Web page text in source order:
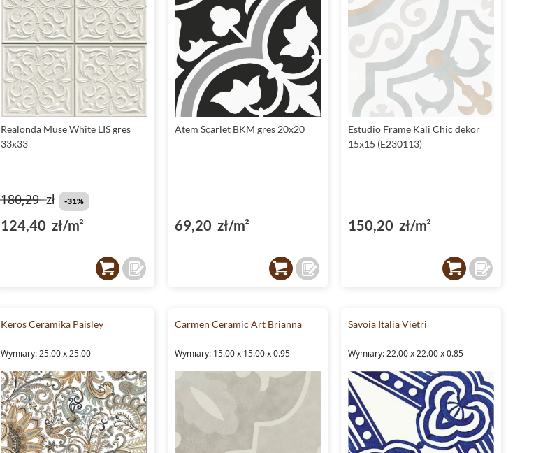
Realonda Muse White LIS gres
33x33
180,29zł -31%
124,40 zł/m²
Atem Scarlet BKM gres 20x20
69,20 zł/m²
Estudio Frame Kali Chic dekor
15x15 (E230113)
150,20 zł/m²
Keros Ceramika Paisley
Wymiary: 25.00 x 25.00
Carmen Ceramic Art Brianna
Wymiary: 15.00 x 15.00 x 0.95
Savoia Italia Vietri
Wymiary: 22.00 x 22.00 x 0.85